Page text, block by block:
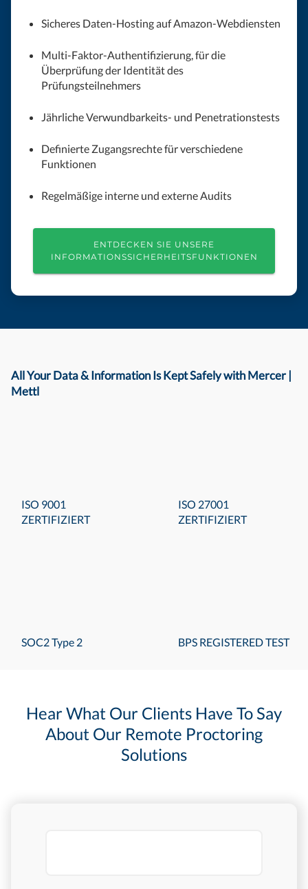
Sicheres Daten-Hosting auf Amazon-Webdiensten
Multi-Faktor-Authentifizierung, für die
Überprüfung der Identität des
Prüfungsteilnehmers
Jährliche Verwundbarkeits- und Penetrationstests
Definierte Zugangsrechte für verschiedene
Funktionen
Regelmäßige interne und externe Audits
ENTDECKEN SIE UNSERE
INFORMATIONSSICHERHEITSFUNKTIONEN
All Your Data & Information Is Kept Safely with Mercer |
Mettl
ISO 9001
ZERTIFIZIERT
ISO 27001
ZERTIFIZIERT
SOC2 Type 2 BPS REGISTERED TEST
Hear What Our Clients Have To Say
About Our Remote Proctoring
Solutions